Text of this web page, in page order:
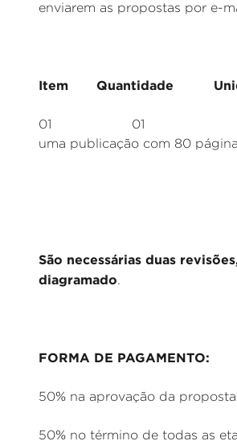
enviarem as propostas por e-
Item Quantidade
01 01 Serviço
uma publicação com 80
São necessárias duas
diagramado.
FORMA DE PAGAMENTO:
50% na aprovação da
50% no término de todas as